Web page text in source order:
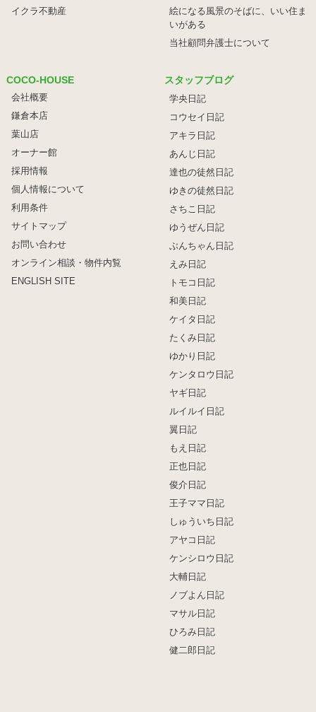
イクラ不動産
絵になる風景のそばに、 いい住ま
いがある
当社顧問弁護士について
COCO-HOUSE
会社概要
鎌倉本店
葉山店
オーナー館
採用情報
個人情報について
利用条件
サイトマップ
お問い合わせ
オンライン相談・物件内覧
ENGLISH SITE
スタッフブログ
学央日記
コウセイ日記
アキラ日記
あんじ日記
達也の徒然日記
ゆきの徒然日記
さちこ日記
ゆうぜん日記
ぶんちゃん日記
えみ日記
トモコ日記
和美日記
ケイタ日記
たくみ日記
ゆかり日記
ケンタロウ日記
ヤギ日記
ルイルイ日記
翼日記
もえ日記
正也日記
俊介日記
王子ママ日記
しゅういち日記
アヤコ日記
ケンシロウ日記
大輔日記
ノブよん日記
マサル日記
ひろみ日記
健二郎日記